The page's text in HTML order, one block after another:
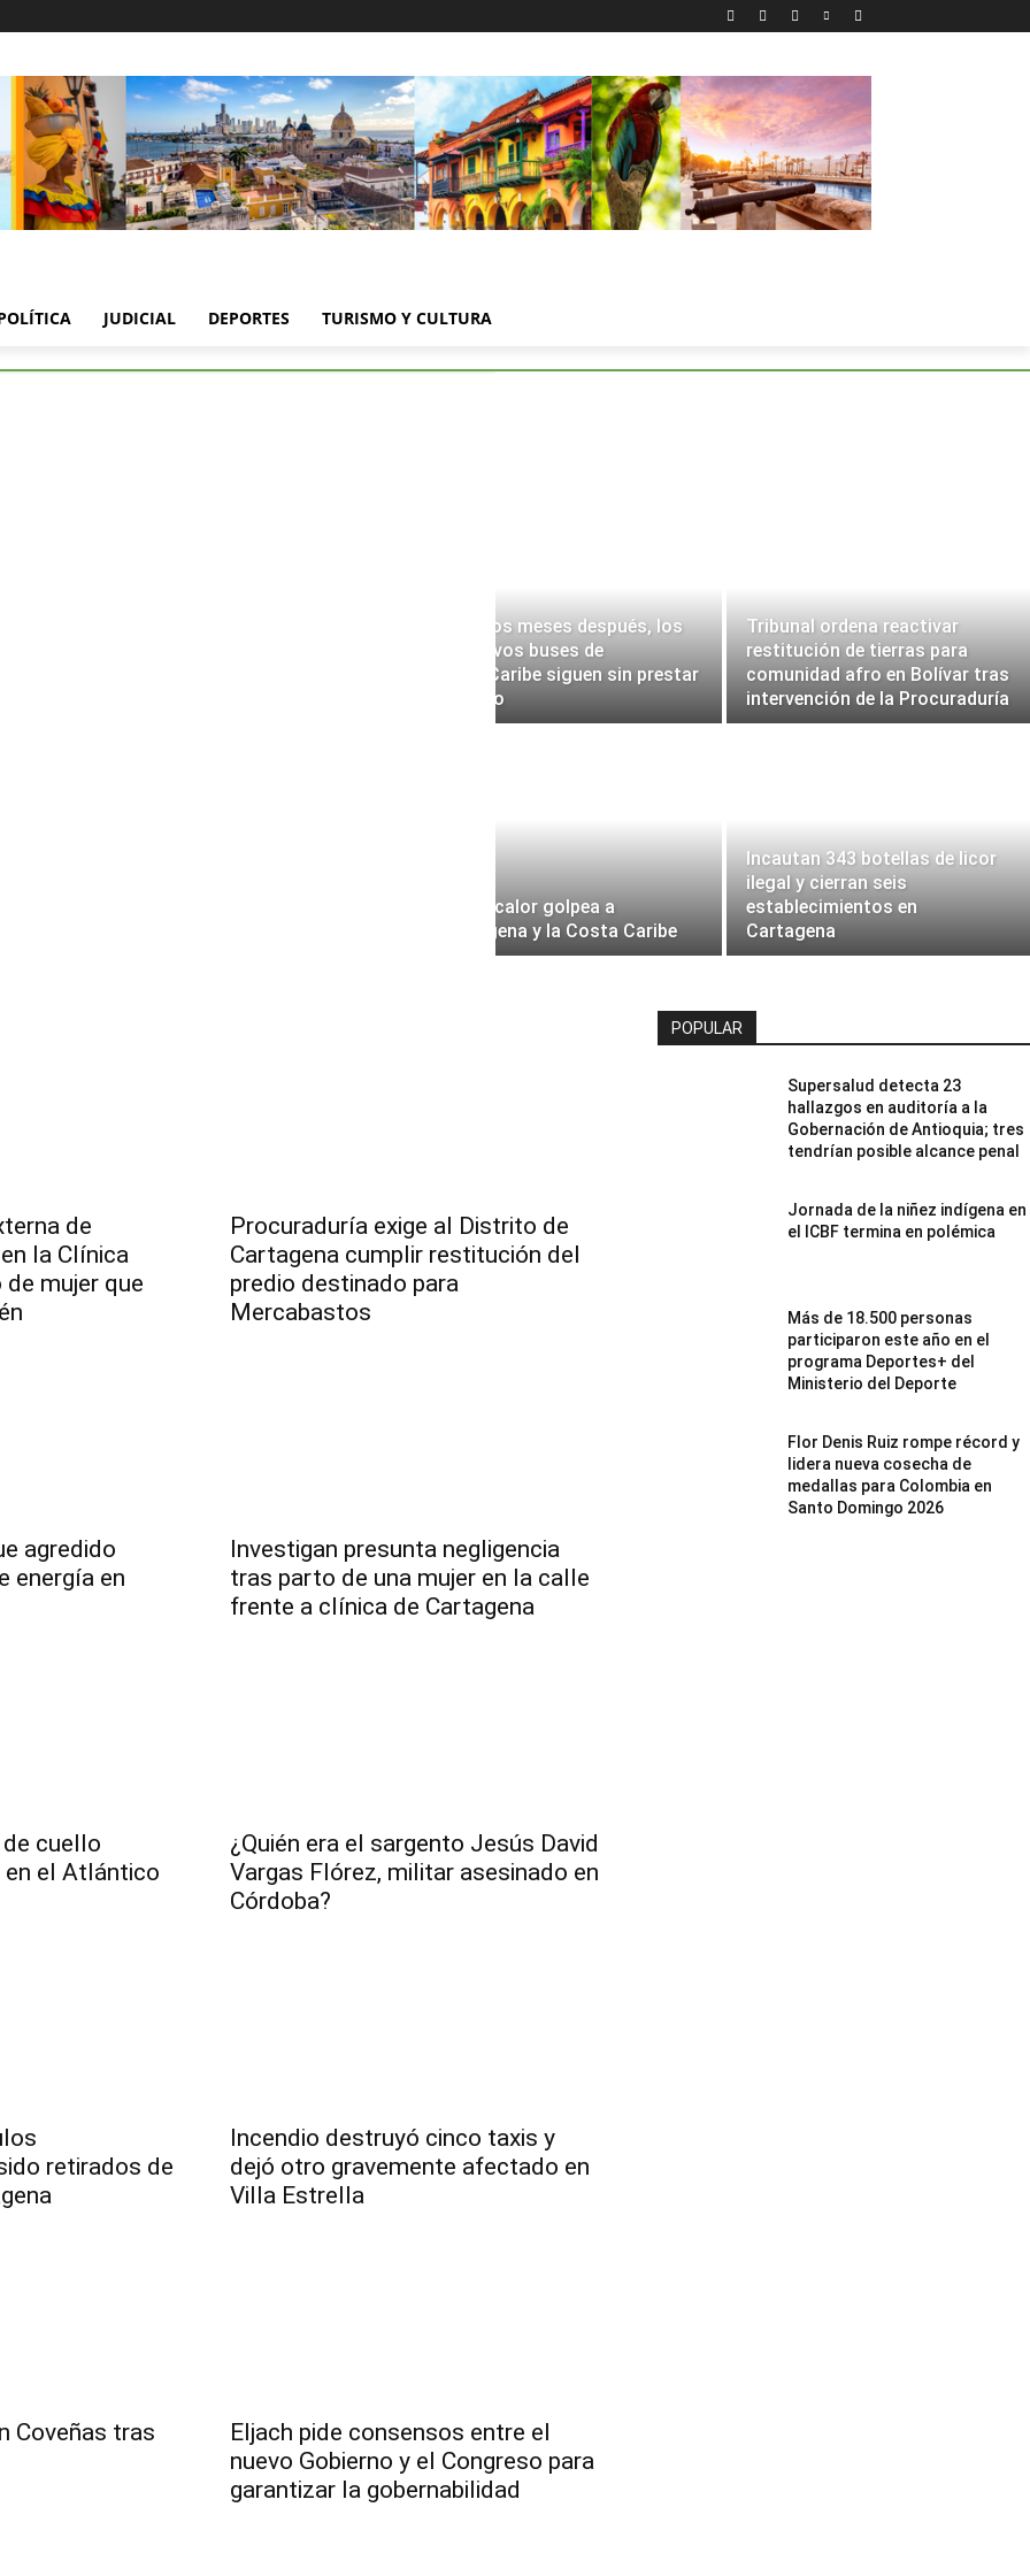
JUDICIAL DEPORTES TURISMO Y CULTURA
Casi dos meses después, los
17 nuevos buses de
TransCaribe siguen sin prestar
servicio
Tribunal ordena reactivar
restitución de tierras para
comunidad afro en Bolívar tras
intervención de la Procuraduría
Ola de calor golpea a
Cartagena y la Costa Caribe
Incautan 343 botellas de licor
ilegal y cierran seis
establecimientos en
Cartagena
de
la Clínica
mujer que
Procuraduría exige al Distrito de
Cartagena cumplir restitución del
predio destinado para
Mercabastos
agredido
energía en
Investigan presunta negligencia
tras parto de una mujer en la calle
frente a clínica de Cartagena
de cuello
en el Atlántico
¿Quién era el sargento Jesús David
Vargas Flórez, militar asesinado en
Córdoba?
retirados de
Incendio destruyó cinco taxis y
dejó otro gravemente afectado en
Villa Estrella
Coveñas tras
Eljach pide consensos entre el
nuevo Gobierno y el Congreso para
garantizar la gobernabilidad
POPULAR
Supersalud detecta 23
hallazgos en auditoría a la
Gobernación de Antioquia; tres
tendrían posible alcance penal
Jornada de la niñez indígena en
el ICBF termina en polémica
Más de 18.500 personas
participaron este año en el
programa Deportes+ del
Ministerio del Deporte
Flor Denis Ruiz rompe récord y
lidera nueva cosecha de
medallas para Colombia en
Santo Domingo 2026